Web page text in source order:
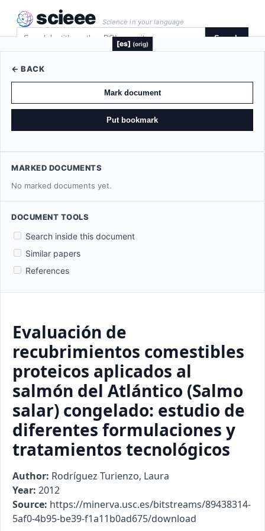
scieee Science in your language
Search
[es] (orig)
← BACK
Mark document
Put bookmark
MARKED DOCUMENTS
No marked documents yet.
DOCUMENT TOOLS
Search inside this document
Similar papers
References
Evaluación de
recubrimientos comestibles
proteicos aplicados al
salmón del Atlántico (Salmo
salar) congelado: estudio de
diferentes formulaciones y
tratamientos tecnológicos
Author: Rodríguez Turienzo, Laura
Year: 2012
Source: https://minerva.usc.es/bitstreams/89438314-
5af0-4b95-be39-f1a11b0ad675/download